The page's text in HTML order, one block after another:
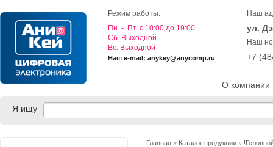
О компании
Режим работы:
Пн. - Пт. с 10:00 до 19:00
Cб. Выходной
Вс. Выходной
Наш e-mail: anykey@anycomp.ru
Наш
ул.
Наш
+7
Я ищу
Главная » Каталог продукции »